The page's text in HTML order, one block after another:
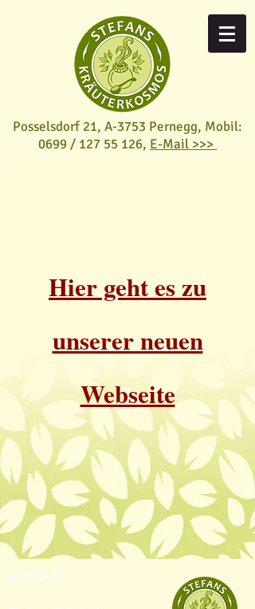
Posselsdorf 21, A-3753 Pernegg, Mobil:
0699 / 127 55 126, E-Mail >>>
Hier geht es zu
unserer neuen
Webseite
KONTAKT